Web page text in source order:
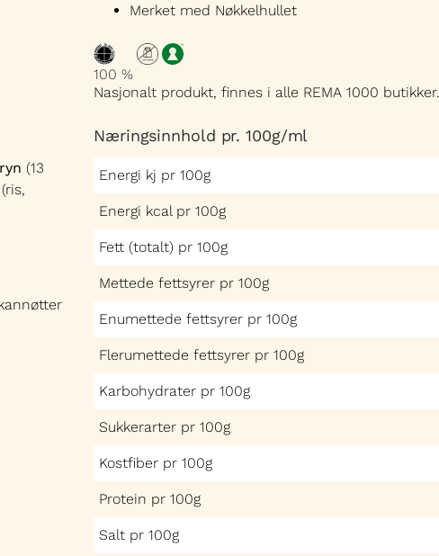
Merket med Nøkkelhullet
100 %
Nasjonalt produkt, finnes i alle REMA 1000 butikker.
(13
Næringsinnhold pr. 100g/ml
Energi kj pr 100g
Energi kcal pr 100g
Fett (totalt) pr 100g
Mettede fettsyrer pr 100g
Enumettede fettsyrer pr 100g
Flerumettede fettsyrer pr 100g
Karbohydrater pr 100g
Sukkerarter pr 100g
Kostfiber pr 100g
Protein pr 100g
Salt pr 100g